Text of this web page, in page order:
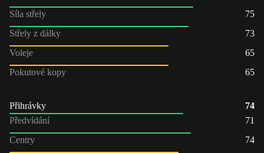
Síla střely
75
Střely z dálky
73
Voleje
65
Pokutové kopy
65
Přihrávky
74
Předvídání
71
Centry
74